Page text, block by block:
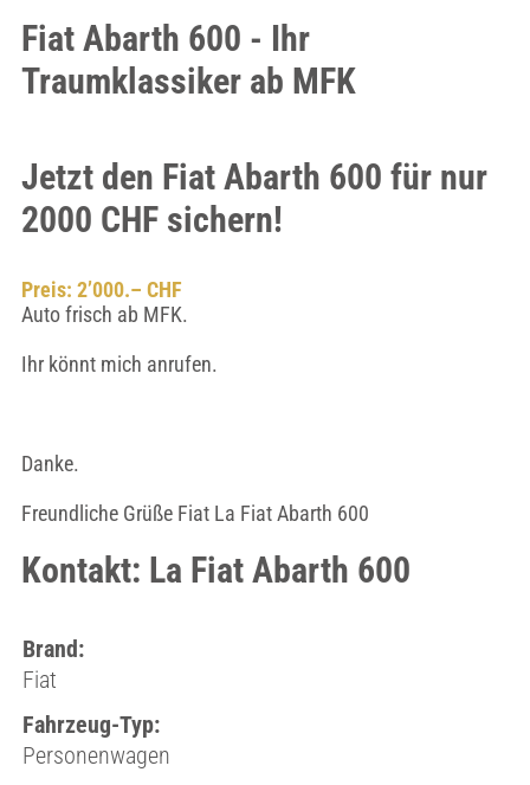
Fiat Abarth 600 - Ihr
Traumklassiker ab MFK
Jetzt den Fiat Abarth 600 für nur
2000 CHF sichern!
Preis: 2’000.– CHF
Auto frisch ab MFK.
Ihr könnt mich anrufen.
Danke.
Freundliche Grüße Fiat La Fiat Abarth 600
Kontakt: La Fiat Abarth 600
Brand:
Fiat
Fahrzeug-Typ:
Personenwagen